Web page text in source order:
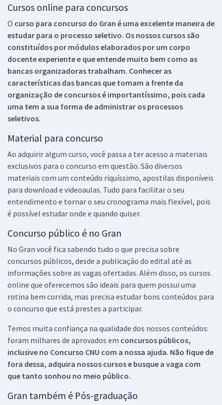
Cursos online para concursos
O curso para concurso do Gran é uma excelente maneira de
estudar para o processo seletivo. Os nossos cursos são
constituídos por módulos elaborados por um corpo
docente experiente e que entende muito bem como as
bancas organizadoras trabalham. Conhecer as
características das bancas que tomam a frente da
organização de concursos é importantíssimo, pois cada
uma tem a sua forma de administrar os processos
seletivos.
Material para concurso
Ao adquirir algum curso, você passa a ter acesso a materiais
exclusivos para o concurso em questão. São diversos
materiais com um conteúdo riquíssimo, apostilas disponíveis
para download e videoaulas. Tudo para facilitar o seu
entendimento e tornar o seu cronograma mais flexível, pois
é possível estudar onde e quando quiser.
Concurso público é no Gran
No Gran você fica sabendo tudo o que precisa sobre
concursos públicos, desde a publicação do edital até as
informações sobre as vagas ofertadas. Além disso, os cursos
online que oferecemos são ideais para quem possui uma
rotina bem corrida, mas precisa estudar bons conteúdos para
o concurso que está prestes a participar.
Temos muita confiança na qualidade dos nossos conteúdos:
foram milhares de aprovados em concursos públicos,
inclusive no Concurso CNU com a nossa ajuda. Não fique de
fora dessa, adquira nossos cursos e busque a vaga com
que tanto sonhou no meio público.
Gran também é Pós-graduação